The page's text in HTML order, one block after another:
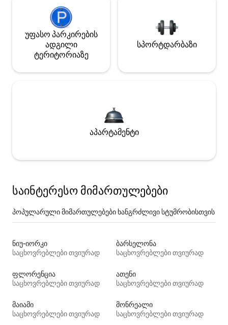
უფასო პარკირების
ადგილი
ტერიტორიაზე
სპორტდარბაზი
აპარტამენტი
საინტერესო მიმართულებები
პოპულარული მიმართულებები ხანგრძლივი სტუმრობისთვის
ნიუ-იორკი
საცხოვრებლები თვიურად
ბარსელონა
საცხოვრებლები თვიურად
ფლორენცია
საცხოვრებლები თვიურად
ათენი
საცხოვრებლები თვიურად
მაიამი
საცხოვრებლები თვიურად
მონრეალი
საცხოვრებლები თვიურად